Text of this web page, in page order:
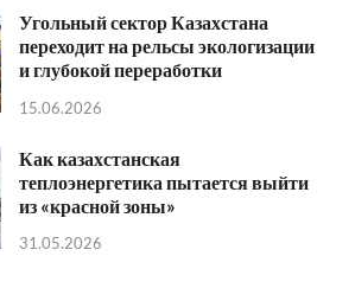
Угольный сектор Казахстана
переходит на рельсы экологизации
и глубокой переработки
15.06.2026
Как казахстанская
теплоэнергетика пытается выйти
из «красной зоны»
31.05.2026